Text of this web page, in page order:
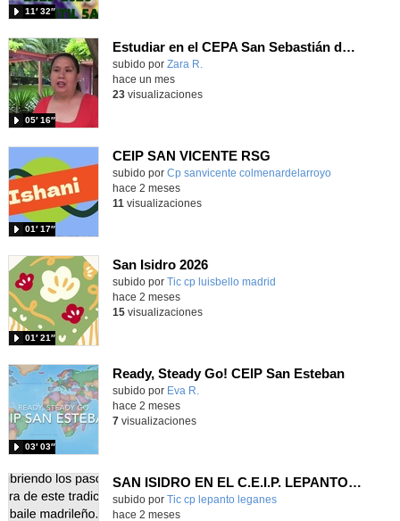
11′ 32″
Estudiar en el CEPA San Sebastián de los Reyes
Contenido educativo.
subido por Zara R.
05′ 16″
hace un mes
23visualizaciones
CEIP SAN VICENTE RSG
Contenido educativo.
subido por Cp sanvicente colmenardelarroyo
01′ 17″
-
hace 2 meses
11 visualizaciones
San Isidro 2026
subido por Tic cp luisbello madrid
01′ 21″
hace 2 meses
15visualizaciones
Ready, Steady Go! CEIP San Esteban
Contenido educativo.
subido por Eva R.
03′ 03″
hace 2 meses
7visualizaciones
SAN ISIDRO EN EL C.E.I.P. LEPANTO (LEGANÉS)
Contenido educativo.
subido por Tic cp lepanto leganes-
hace 2 meses